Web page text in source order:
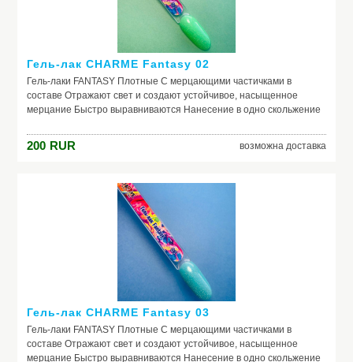
Гель-лак CHARME Fantasy 02
Гель-лаки FANTASY Плотные С мерцающими частичками в
составе Отражают свет и создают устойчивое, насыщенное
мерцание Быстро выравниваются Нанесение в одно скольжение
200 RUR возможна доставка
Гель-лак CHARME Fantasy 03
Гель-лаки FANTASY Плотные С мерцающими частичками в
составе Отражают свет и создают устойчивое, насыщенное
мерцание Быстро выравниваются Нанесение в одно скольжение